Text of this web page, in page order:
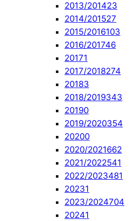
2013/201423
2014/201527
2015/2016103
2016/201746
20171
2017/2018274
20183
2018/2019343
20190
2019/2020354
20200
2020/2021662
2021/2022541
2022/2023481
20231
2023/2024704
20241